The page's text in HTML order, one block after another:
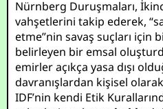
Nürnberg Duruşmaları,
vahşetlerini takip ederek,
etme”nin savaş suçları için
belirleyen bir emsal
emirler açıkça yasa dışı
davranışlardan kişisel
IDF’nin kendi Etik